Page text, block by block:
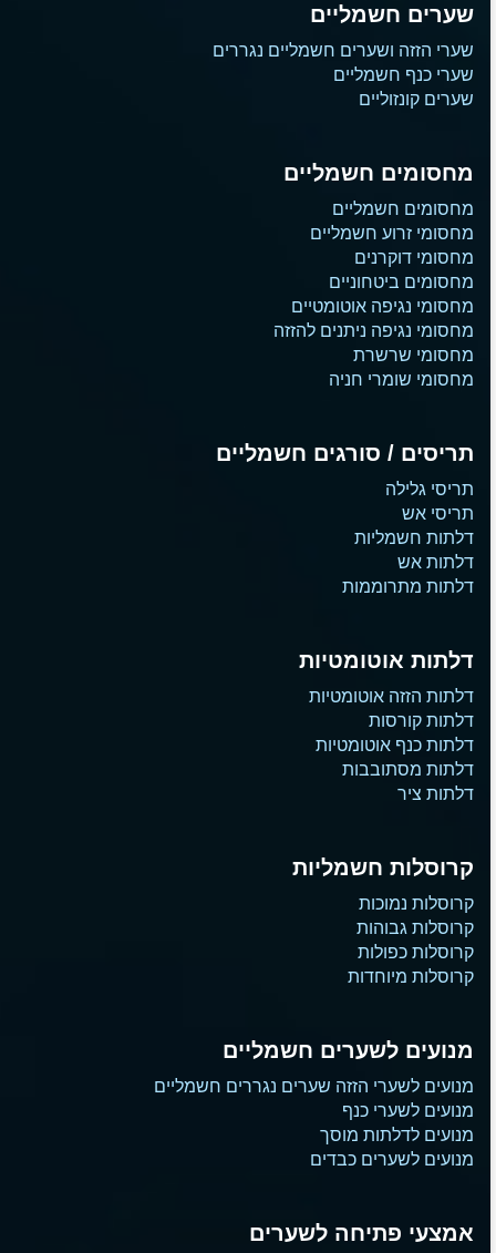
שערים חשמליים
שערי הזזה ושערים חשמליים נגררים
שערי כנף חשמליים
שערים קונזוליים
מחסומים חשמליים
מחסומים חשמליים
מחסומי זרוע חשמליים
מחסומי דוקרנים
מחסומים ביטחוניים
מחסומי נגיפה אוטומטיים
מחסומי נגיפה ניתנים להזזה
מחסומי שרשרת
מחסומי שומרי חניה
תריסים / סורגים חשמליים
תריסי גלילה
תריסי אש
דלתות חשמליות
דלתות אש
דלתות מתרוממות
דלתות אוטומטיות
דלתות הזזה אוטומטיות
דלתות קורסות
דלתות כנף אוטומטיות
דלתות מסתובבות
דלתות ציר
קרוסלות חשמליות
קרוסלות נמוכות
קרוסלות גבוהות
קרוסלות כפולות
קרוסלות מיוחדות
מנועים לשערים חשמליים
מנועים לשערי הזזה שערים נגררים חשמליים
מנועים לשערי כנף
מנועים לדלתות מוסך
מנועים לשערים כבדים
אמצעי פתיחה לשערים